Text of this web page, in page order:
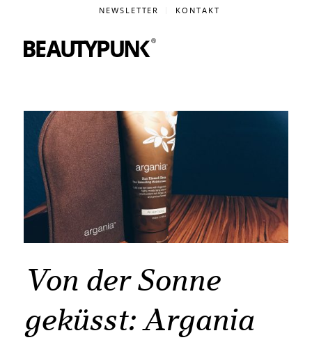
NEWSLETTER KONTAKT
Von der Sonne
geküsst: Argania